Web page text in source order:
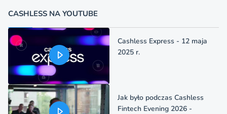
CASHLESS NA YOUTUBE
Cashless Express - 12 maja
2025 r.
Jak było podczas Cashless
Fintech Evening 2026 -